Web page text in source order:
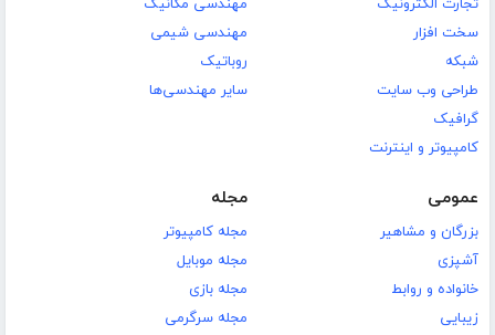
تجارت الکترونیک
سخت افزار
شبکه
طراحی وب سایت
گرافیک
کامپیوتر و اینترنت
مهندسی مکانیک
مهندسی شیمی
روباتیک
سایر مهندسی‌ها
عمومی
بزرگان و مشاهیر
آشپزی
خانواده و روابط
زیبایی
مجله
مجله کامپیوتر
مجله موبایل
مجله بازی
مجله سرگرمی